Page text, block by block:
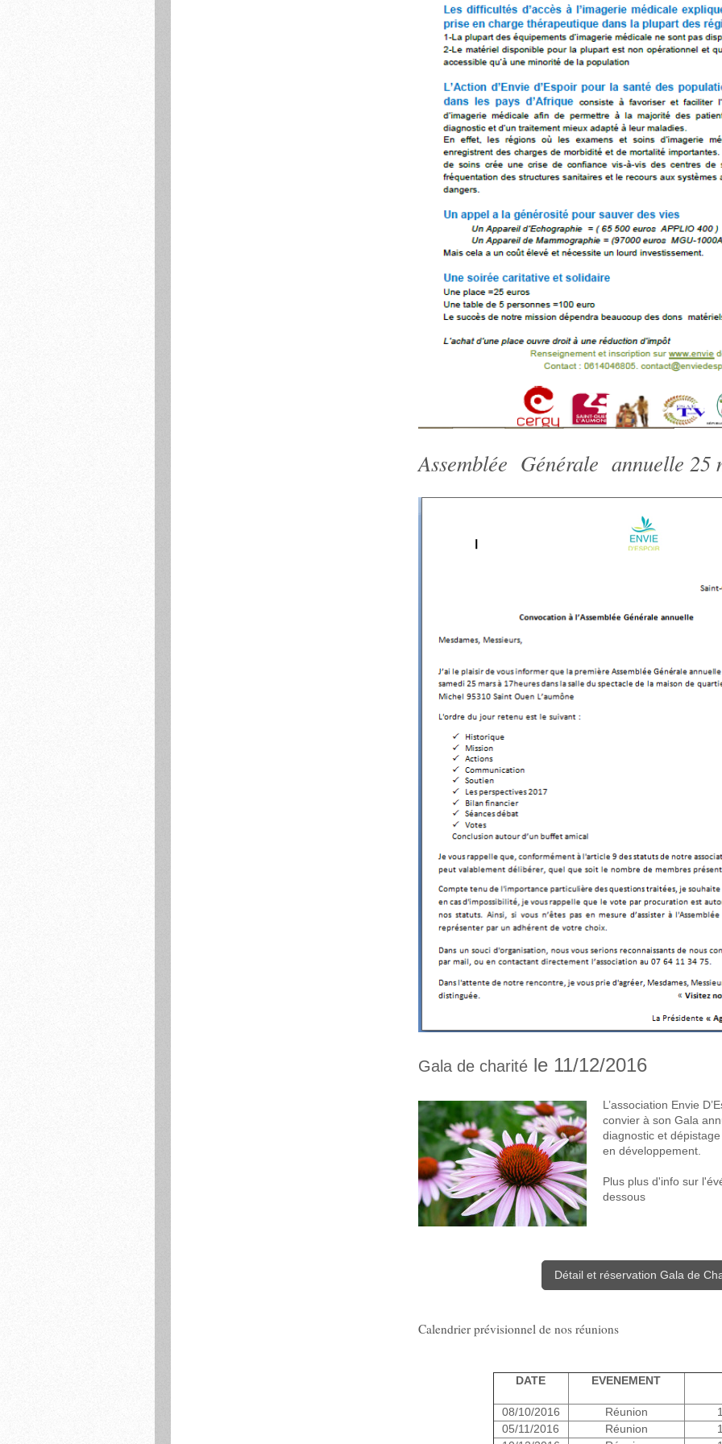
Assemblée Générale annuelle 25
Gala de charité le 11/12/2016
L’association Envie
convier à son Gala
diagnostic et
en développement.
Plus plus d'info sur
dessous
Détail et réservation Gala de
Calendrier prévisionnel de nos réunions
DATE EVENEMENT
08/10/2016 Réunion
05/11/2016
Réunion